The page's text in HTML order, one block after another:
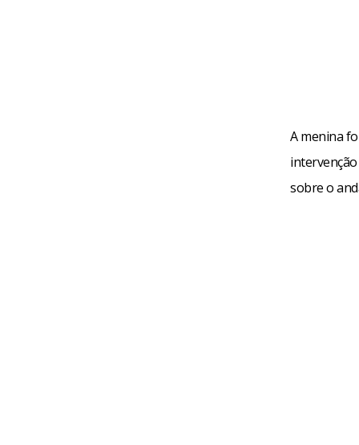
A menina
sobre o